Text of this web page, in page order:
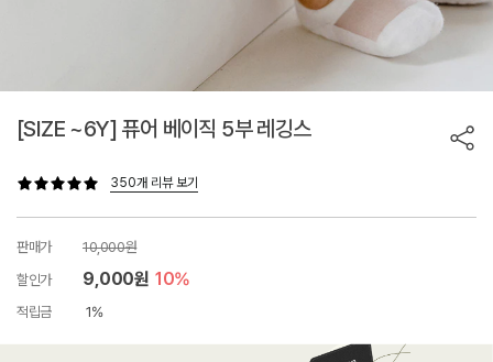
[SIZE ~6Y] 퓨어 베이직 5부 레깅스
350개 리뷰 보기
판매가
10,000원
할인가
9,000원 10%
적립금 1%